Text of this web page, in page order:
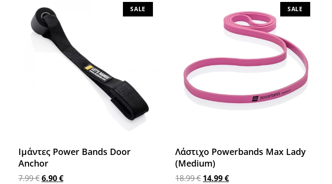
SALE
Ιμάντες Power Bands Door
Anchor
7.99€ 6.90€
SALE
Λάστιχο Powerbands Max Lady
(Medium)
18.99€ 14.99€